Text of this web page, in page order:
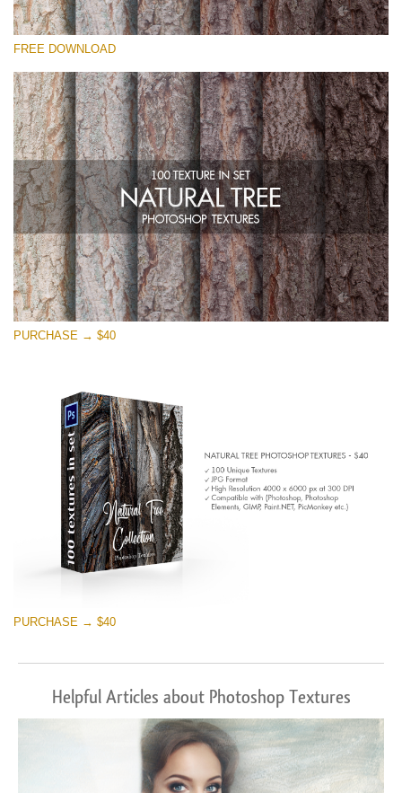
Si prega di Selezionare
Small 800*533px
Natural Tree
(100 Textures)
Large 6000*4000px
Entire Collection
(1783 Overlays)
Large 6000*4000px
Download Gratuito
FREE DOWNLOAD
PURCHASE → $40
PURCHASE → $40
Helpful Articles about Photoshop Textures